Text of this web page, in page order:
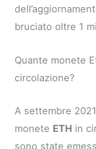
bruciato oltre 1
Quante monete
circolazione?
A settembre
monete ETH in
sono state